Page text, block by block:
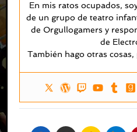
En mis ratos ocupados,
de un grupo de teatro
de Orgullogamers y
de
También hago otras